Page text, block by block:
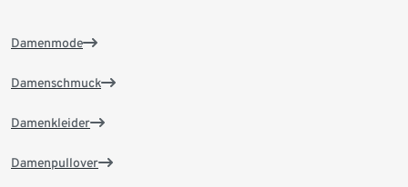
Damenmode
Damenschmuck
Damenkleider
Damenpullover